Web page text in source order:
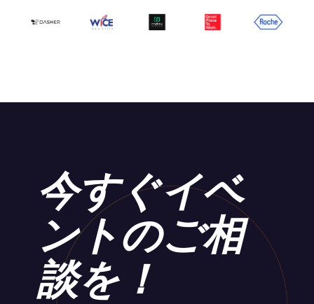
今すぐイベ
ントのご相
談を！